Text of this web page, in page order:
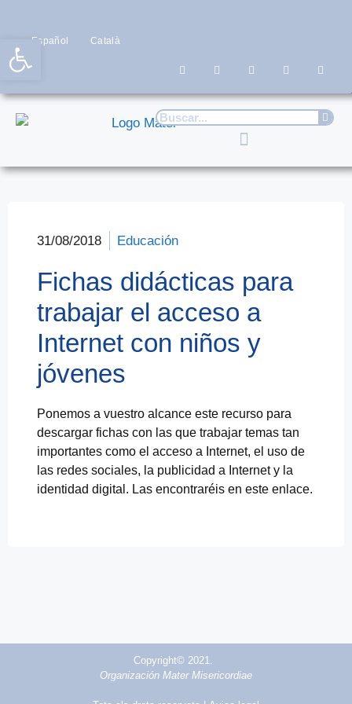
Español Català
31/08/2018 Educación
Fichas didácticas para
trabajar el acceso a
Internet con niños y
jóvenes
Ponemos a vuestro alcance este recurso para
descargar fichas con las que trabajar temas tan
importantes como el acceso a Internet, el uso de
las redes sociales, la publicidad a Internet y la
identidad digital. Las encontraréis en este enlace.
Copyright© 2021.
Organización Mater Misericordiae
Abrir barra de herramientas